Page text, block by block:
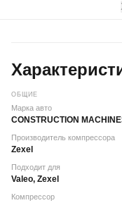
ОБЩИЕ
Марка авто
CONSTRUCTION
Производитель компрессора
Zexel
Подходит для
Valeo, Zexel
Компрессор